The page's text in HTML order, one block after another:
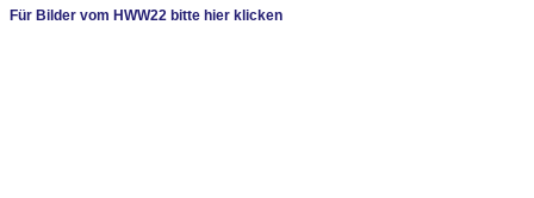
Für Bilder vom HWW22 bitte hier klicken